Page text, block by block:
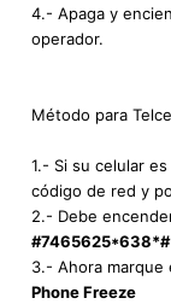
4.- Apaga y
operador.
Método para
1.- Si su celular es
código de red y
2.- Debe
#7465625*638*#
3.- Ahora marque
Phone Freeze